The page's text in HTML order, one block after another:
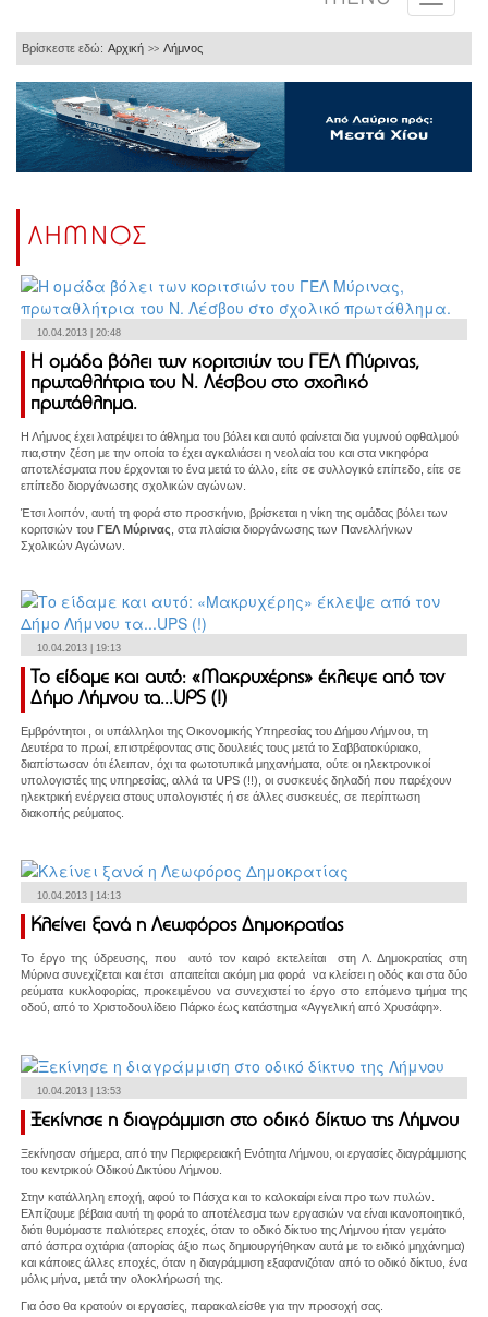
Βρίσκεστε εδώ: Αρχική >> Λήμνος
ΛΗΜΝΟΣ
10.04.2013 | 20:48
Η ομάδα βόλει των κοριτσιών του ΓΕΛ Μύρινας,
πρωταθλήτρια του Ν. Λέσβου στο σχολικό
πρωτάθλημα.
Η Λήμνος έχει λατρέψει το άθλημα του βόλει και αυτό φαίνεται δια γυμνού οφθαλμού
πια,στην ζέση με την οποία το έχει αγκαλιάσει η νεολαία του και στα νικηφόρα
αποτελέσματα που έρχονται το ένα μετά το άλλο, είτε σε συλλογικό επίπεδο, είτε σε
επίπεδο διοργάνωσης σχολικών αγώνων.
Έτσι λοιπόν, αυτή τη φορά στο προσκήνιο, βρίσκεται η νίκη της ομάδας βόλει των
κοριτσιών του ΓΕΛ Μύρινας , στα πλαίσια διοργάνωσης των Πανελλήνιων
Σχολικών Αγώνων.
10.04.2013 | 19:13
Το είδαμε και αυτό: «Μακρυχέρης» έκλεψε από τον
Δήμο Λήμνου τα...UPS (!)
Εμβρόντητοι , οι υπάλληλοι της Οικονομικής Υπηρεσίας του Δήμου Λήμνου, τη
Δευτέρα το πρωί, επιστρέφοντας στις δουλειές τους μετά το Σαββατοκύριακο,
διαπίστωσαν ότι έλειπαν, όχι τα φωτοτυπικά μηχανήματα, ούτε οι ηλεκτρονικοί
υπολογιστές της υπηρεσίας, αλλά τα UPS (!!), οι συσκευές δηλαδή που παρέχουν
ηλεκτρική ενέργεια στους υπολογιστές ή σε άλλες συσκευές, σε περίπτωση
διακοπής ρεύματος.
10.04.2013 | 14:13
Κλείνει ξανά η Λεωφόρος Δημοκρατίας
Το έργο της ύδρευσης, που αυτό τον καιρό εκτελείται στη Λ. Δημοκρατίας στη
Μύρινα συνεχίζεται και έτσι απαιτείται ακόμη μια φορά να κλείσει η οδός και στα δύο
ρεύματα κυκλοφορίας, προκειμένου να συνεχιστεί το έργο στο επόμενο τμήμα της
οδού, από το Χριστοδουλίδειο Πάρκο έως κατάστημα «Αγγελική από Χρυσάφη».
10.04.2013 | 13:53
Ξεκίνησε η διαγράμμιση στο οδικό δίκτυο της Λήμνου
Ξεκίνησαν σήμερα, από την Περιφερειακή Ενότητα Λήμνου, οι εργασίες διαγράμμισης
του κεντρικού Οδικού Δικτύου Λήμνου.
Στην κατάλληλη εποχή, αφού το Πάσχα και το καλοκαίρι είναι προ των πυλών.
Ελπίζουμε βέβαια αυτή τη φορά το αποτέλεσμα των εργασιών να είναι ικανοποιητικό,
διότι θυμόμαστε παλιότερες εποχές, όταν το οδικό δίκτυο της Λήμνου ήταν γεμάτο
από άσπρα οχτάρια (απορίας άξιο πως δημιουργήθηκαν αυτά με το ειδικό μηχάνημα)
και κάποιες άλλες εποχές, όταν η διαγράμμιση εξαφανιζόταν από το οδικό δίκτυο, ένα
μόλις μήνα, μετά την ολοκλήρωσή της.
Για όσο θα κρατούν οι εργασίες, παρακαλείσθε για την προσοχή σας.